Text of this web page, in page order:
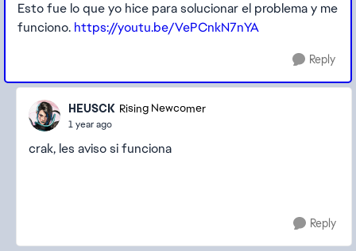
Esto fue lo que yo hice para solucionar el problema y me
funciono. https://youtu.be/VePCnkN7nYA
Reply
HEUSCK Rising Newcomer
1 year ago
crak, les aviso si funciona
Reply